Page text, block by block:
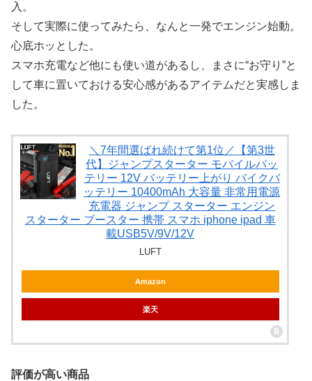
入。
そして実際に使ってみたら、なんと一発でエンジン始動。
心底ホッとした。
スマホ充電など他にも使い道があるし、まさに“お守り”と
して車に置いておける安心感があるアイテムだと実感しま
した。
＼7年間選ばれ続けて第1位／【第3世
代】ジャンプスターター モバイルバッ
テリー 12V バッテリー上がり バイクバ
ッテリー 10400mAh 大容量 非常用電源
充電器 ジャンプ スターター エンジン
スターター ブースター 携帯 スマホ iphone ipad 車
載USB5V/9V/12V
LUFT
Amazon
楽天
評価が高い商品